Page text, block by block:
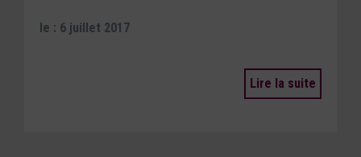
le : 6 juillet 2017
Lire la suite